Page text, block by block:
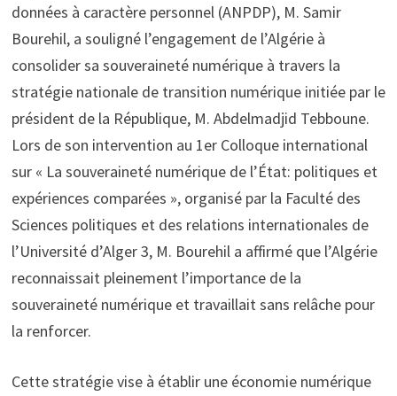
données à caractère personnel (ANPDP), M. Samir
Bourehil, a souligné l’engagement de l’Algérie à
consolider sa souveraineté numérique à travers la
stratégie nationale de transition numérique initiée par le
président de la République, M. Abdelmadjid Tebboune.
Lors de son intervention au 1er Colloque international
sur « La souveraineté numérique de l’État: politiques et
expériences comparées », organisé par la Faculté des
Sciences politiques et des relations internationales de
l’Université d’Alger 3, M. Bourehil a affirmé que l’Algérie
reconnaissait pleinement l’importance de la
souveraineté numérique et travaillait sans relâche pour
la renforcer.
Cette stratégie vise à établir une économie numérique